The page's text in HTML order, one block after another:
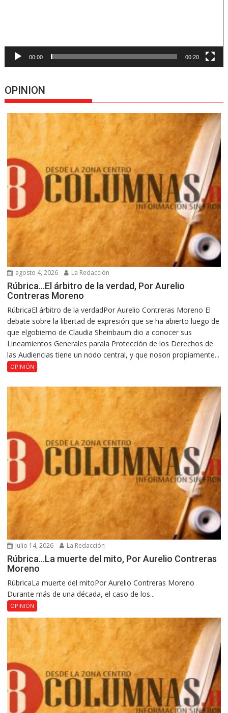
00:00 00:20
OPINION
agosto 4, 2026 La Redacción
Rúbrica…El árbitro de la verdad, Por Aurelio
Contreras Moreno
RúbricaEl árbitro de la verdadPor Aurelio Contreras Moreno El
debate sobre la libertad de expresión que se ha abierto luego de
que elgobierno de Claudia Sheinbaum dio a conocer sus
Lineamientos Generales parala Protección de los Derechos de
las Audiencias tiene un nodo central, y que noson propiamente...
OPINIÓN
julio 14, 2026 La Redacción
Rúbrica…La muerte del mito, Por Aurelio Contreras
Moreno
RúbricaLa muerte del mitoPor Aurelio Contreras Moreno
Durante más de una década, el caso de los...
OPINIÓN